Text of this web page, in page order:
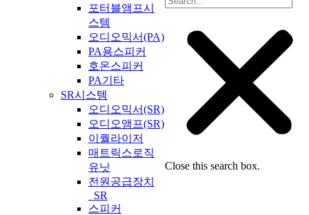
포터블앰프시
스템
오디오믹서(PA)
PA용스피커
호온스피커
PA기타
SR시스템
오디오믹서(SR)
오디오앰프(SR)
이퀄라이저
매트릭스로직
유닛
전원공급장치
_SR
스피커
Close this search box.